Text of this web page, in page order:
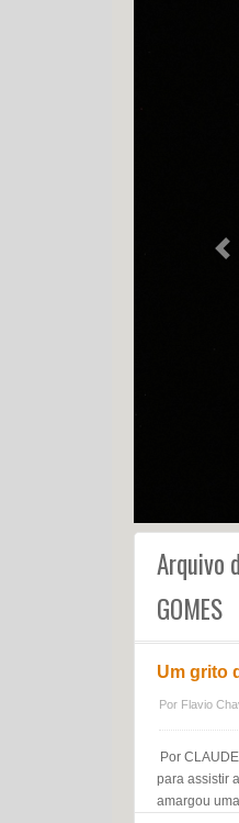
Arquivo
GOMES
Um grito
Por Flavio
Por
para assistir
amargou